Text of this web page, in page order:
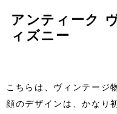
アンティーク
ィズニー
こちらは、ヴィンテージ
顔のデザインは、かなり